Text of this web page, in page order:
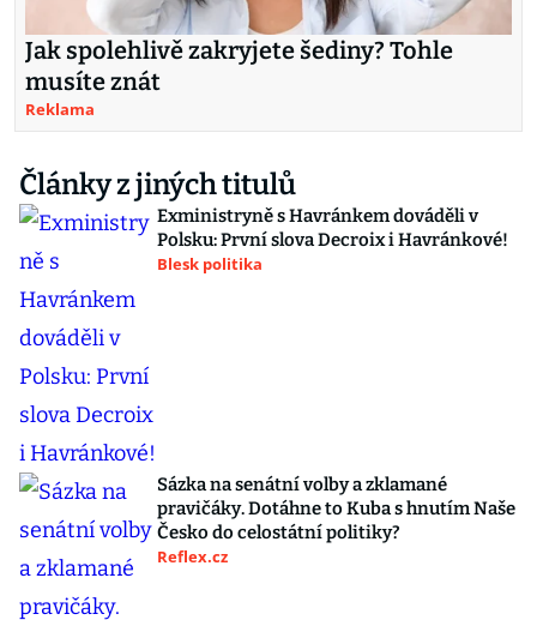
Jak spolehlivě zakryjete šediny? Tohle
musíte znát
Reklama
Články z jiných titulů
Exministryně s Havránkem dováděli v
Polsku: První slova Decroix i Havránkové!
Blesk politika
Sázka na senátní volby a zklamané
pravičáky. Dotáhne to Kuba s hnutím Naše
Česko do celostátní politiky?
Reflex.cz